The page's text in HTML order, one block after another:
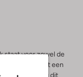
staat voor zowel de
merk heeft een
natuurlijk mag dit